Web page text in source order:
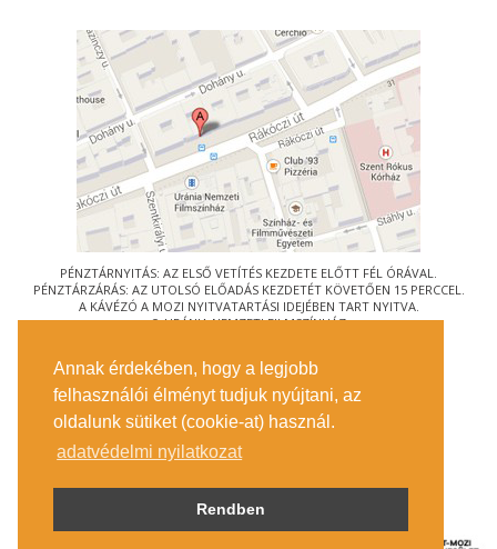
Annak érdekében, hogy a legjobb
felhasználói élményt tudjuk nyújtani, az
oldalunk sütiket (cookie-at) használ.
adatvédelmi nyilatkozat
Rendben
PÉNZTÁRNYITÁS: AZ ELSŐ VETÍTÉS KEZDETE ELŐTT FÉL ÓRÁVAL.
PÉNZTÁRZÁRÁS: AZ UTOLSÓ ELŐADÁS KEZDETÉT KÖVETŐEN 15 PERCCEL.
A KÁVÉZÓ A MOZI NYITVATARTÁSI IDEJÉBEN TART NYITVA.
© URÁNIA NEMZETI FILMSZÍNHÁZ
1088 BUDAPEST, RÁKÓCZI ÚT 21.
MEGKÖZELÍTÉS
JEGYINFORMÁCIÓ
ÍRJON NEKÜNK!
KÖZÉRDEKŰ ADATOK